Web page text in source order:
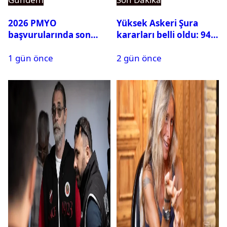
2026 PMYO
başvurularında son
1 gün önce
Yüksek Askeri Şura
kararları belli oldu: 94
2 gün önce